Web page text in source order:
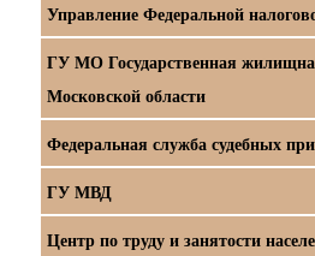
Управление Федеральной
ГУ МО Государственная
Московской области
Федеральная служба судебных
ГУ МВД
Центр по труду и занятости